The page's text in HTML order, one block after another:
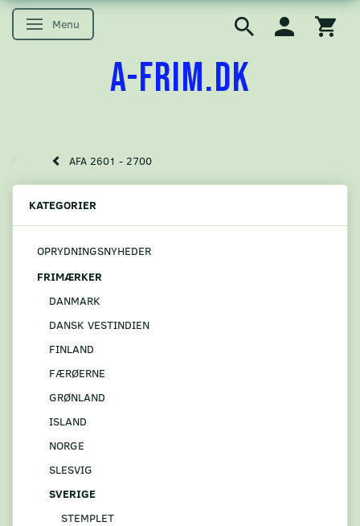
Skifte navigation
Menu
A-FRIM.DK
AFA 2601 - 2700
KATEGORIER
OPRYDNINGSNYHEDER
FRIMÆRKER
DANMARK
DANSK VESTINDIEN
FINLAND
FÆRØERNE
GRØNLAND
ISLAND
NORGE
SLESVIG
SVERIGE
STEMPLET